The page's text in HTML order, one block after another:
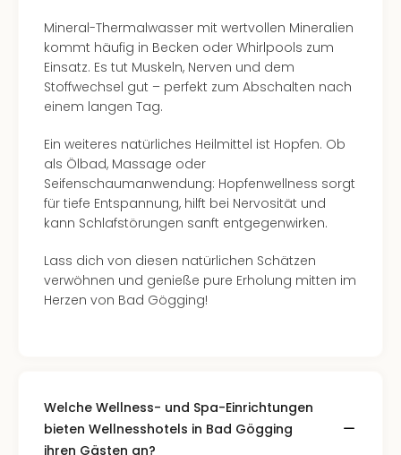
Mineral-Thermalwasser mit wertvollen Mineralien
kommt häufig in Becken oder Whirlpools zum
Einsatz. Es tut Muskeln, Nerven und dem
Stoffwechsel gut – perfekt zum Abschalten nach
einem langen Tag.
Ein weiteres natürliches Heilmittel ist Hopfen. Ob
als Ölbad, Massage oder
Seifenschaumanwendung: Hopfenwellness sorgt
für tiefe Entspannung, hilft bei Nervosität und
kann Schlafstörungen sanft entgegenwirken.
Lass dich von diesen natürlichen Schätzen
verwöhnen und genieße pure Erholung mitten im
Herzen von Bad Gögging!
Welche Wellness- und Spa-Einrichtungen
bieten Wellnesshotels in Bad Gögging
ihren Gästen an?